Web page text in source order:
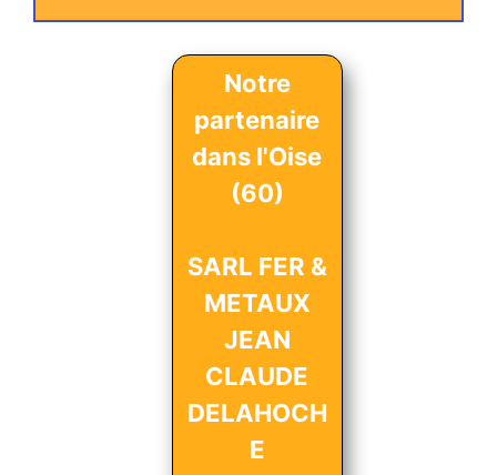
Notre
partenaire
dans l'Oise
(60)
SARL FER &
METAUX
JEAN
CLAUDE
DELAHOCH
E